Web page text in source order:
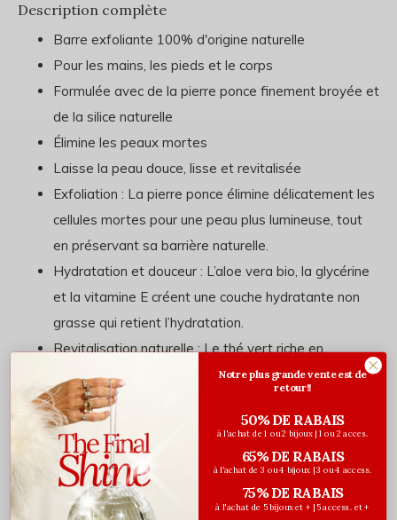
Description complète
Barre exfoliante 100% d'origine naturelle
Pour les mains, les pieds et le corps
Formulée avec de la pierre ponce finement broyée et
de la silice naturelle
Élimine les peaux mortes
Laisse la peau douce, lisse et revitalisée
Exfoliation : La pierre ponce élimine délicatement les
cellules mortes pour une peau plus lumineuse, tout
en préservant sa barrière naturelle.
Hydratation et douceur : L’aloe vera bio, la glycérine
et la vitamine E créent une couche hydratante non
grasse qui retient l’hydratation.
Revitalisation naturelle : Le thé vert riche en
antioxydants et l’extrait de fleur de tilleul apaisent et
régénèrent pour un éclat rafraîchi et rajeuni
Non testé sur les animaux, sans OGM
Fabriqué au Québec
Notre plus grande vente est de
retour!!
50% DE RABAIS
à l'achat de 1 ou 2 bijoux | 1 ou 2 acces.
65% DE RABAIS
à l'achat de 3 ou 4 bijoux | 3 ou 4 access.
75% DE RABAIS
à l'achat de 5 bijoux et + | 5 access. et +